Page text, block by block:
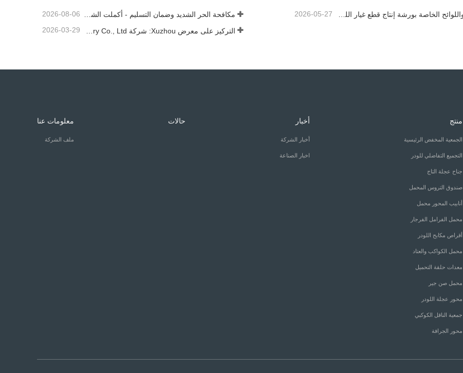
مكافحة الحر الشديد وضمان التسليم - أكملت الشركة بنجاح مهمة شحن ملحقات اللودر 2026-08-06 القواعد واللوائح الخاصة بورشة إنتاج قطع غيار اللودر —— شركة Shandong Zhaokun Engineering Machinery Co., Ltd 2026-05-27
2026-03-29
منتج
الجمعية المخفض الرئيسية
التجميع التفاضلي للودر
جناح عجلة التاج
صندوق التروس المحمل
أنابيب المحور محمل
محمل الفرامل الفرجار
أقراص مكابح اللودر
محمل الكواكب والعتاد
معدات حلقة التحميل
محمل صن جير
محور عجلة اللودر
جمعية الناقل الكوكبي
محور الجرافة
أخبار
أخبار الشركة
اخبار الصناعة
حالات معلومات عنا
ملف الشركة